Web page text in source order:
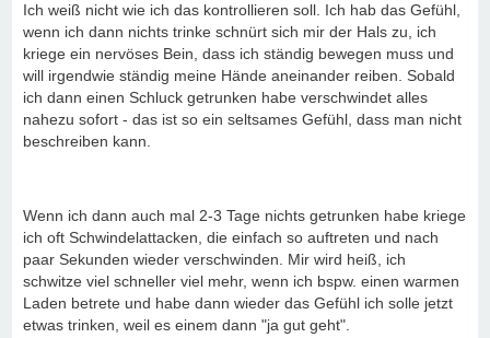
Ich weiß nicht wie ich das kontrollieren soll. Ich hab das Gefühl,
wenn ich dann nichts trinke schnürt sich mir der Hals zu, ich
kriege ein nervöses Bein, dass ich ständig bewegen muss und
will irgendwie ständig meine Hände aneinander reiben. Sobald
ich dann einen Schluck getrunken habe verschwindet alles
nahezu sofort - das ist so ein seltsames Gefühl, dass man nicht
beschreiben kann.
Wenn ich dann auch mal 2-3 Tage nichts getrunken habe kriege
ich oft Schwindelattacken, die einfach so auftreten und nach
paar Sekunden wieder verschwinden. Mir wird heiß, ich
schwitze viel schneller viel mehr, wenn ich bspw. einen warmen
Laden betrete und habe dann wieder das Gefühl ich solle jetzt
etwas trinken, weil es einem dann "ja gut geht".